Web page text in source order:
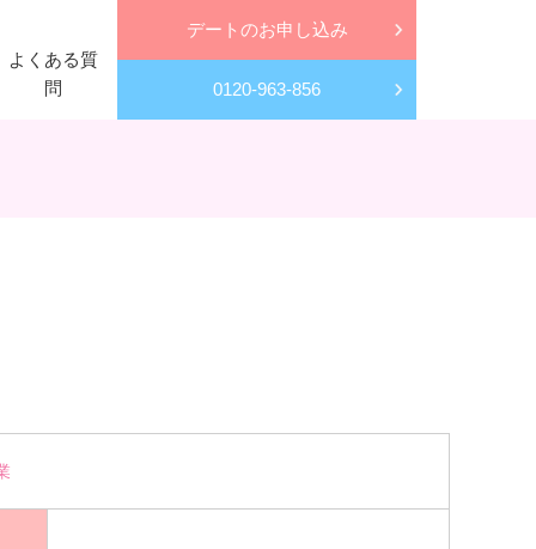
よくある質
問
デートのお申し込み
0120-963-856